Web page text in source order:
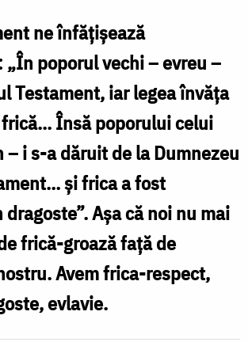
ne înfățișează
poporul vechi – evreu –
Testament, iar legea învăța
Însă poporului celui
– i s-a dăruit de la Dumnezeu
și frica a fost
Așa că noi nu mai
frică-groază față de
Avem frica-respect,
evlavie.